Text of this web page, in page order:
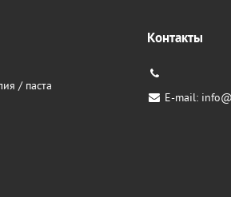
/ паста
Контакты
E-mail: